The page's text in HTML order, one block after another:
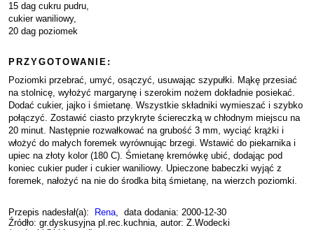
15 dag cukru pudru,
cukier waniliowy,
20 dag poziomek
PRZYGOTOWANIE:
Poziomki przebrać, umyć, osączyć, usuwając szypułki. Mąkę przesiać
na stolnicę, wyłożyć margarynę i szerokim nożem dokładnie posiekać.
Dodać cukier, jajko i śmietanę. Wszystkie składniki wymieszać i szybko
połączyć. Zostawić ciasto przykryte ściereczką w chłodnym miejscu na
20 minut. Następnie rozwałkować na grubość 3 mm, wyciąć krążki i
włożyć do małych foremek wyrównując brzegi. Wstawić do piekarnika i
upiec na złoty kolor (180 C). Śmietanę kremówkę ubić, dodając pod
koniec cukier puder i cukier waniliowy. Upieczone babeczki wyjąć z
foremek, nałożyć na nie do środka bitą śmietanę, na wierzch poziomki.
Przepis nadesłał(a): Rena, data dodania: 2000-12-30
Źródło: gr.dyskusyjna pl.rec.kuchnia, autor: Z.Wodecki